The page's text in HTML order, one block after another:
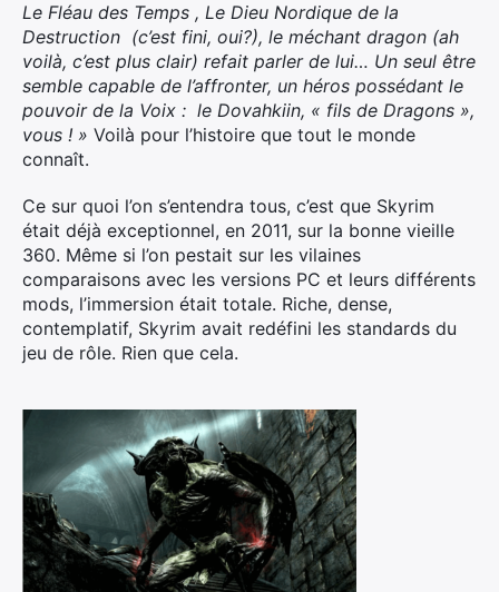
Le Fléau des Temps , Le Dieu Nordique de la
Destruction (c’est fini, oui?), le méchant dragon (ah
voilà, c’est plus clair) refait parler de lui… Un seul être
semble capable de l’affronter, un héros possédant le
pouvoir de la Voix : le Dovahkiin, « fils de Dragons »,
vous ! » Voilà pour l’histoire que tout le monde
connaît.
Ce sur quoi l’on s’entendra tous, c’est que Skyrim
était déjà exceptionnel, en 2011, sur la bonne vieille
360. Même si l’on pestait sur les vilaines
comparaisons avec les versions PC et leurs différents
mods, l’immersion était totale. Riche, dense,
contemplatif, Skyrim avait redéfini les standards du
jeu de rôle. Rien que cela.